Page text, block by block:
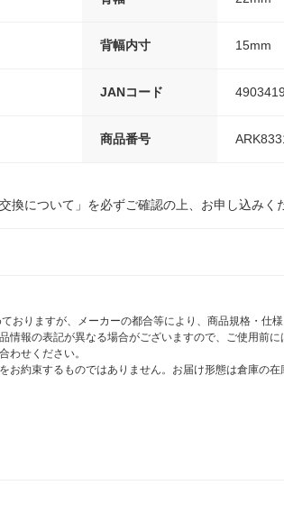
背幅内寸 15mm
JANコード
商品番号
換について」を必ずご確認の上、お申し込みく
おりますが、メーカーの都合等により、商品規格・仕
報の表記が異なる場合がございますので、ご使用前
わせください。
約束するものではありません。お届け形態は倉庫の